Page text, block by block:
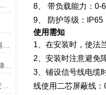
HSLX-500F 红外线激光防撞仪在电梯价值
LXP1-404/G 行程限位开关的“失效安全”设计理念是如何实现的？
8、 带负载能力：0-
9、 防护等级：IP65
使用需知
1、在安装时，使法
2、安装时注意避免
3、铺设信号线电缆
线使用二芯屏蔽线：